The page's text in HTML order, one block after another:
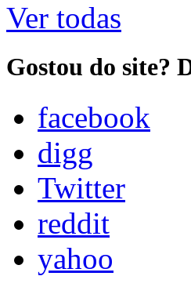
Ver todas
Gostou do site?
facebook
digg
Twitter
reddit
yahoo